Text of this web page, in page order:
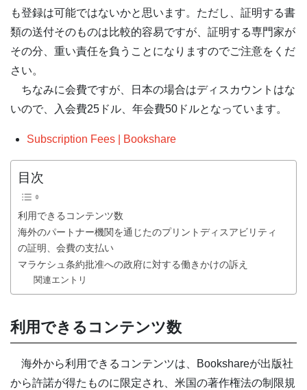
も登録は可能ではないかと思います。ただし、証明する書
類の送付そのものは比較的容易ですが、証明する専門家が
その分、重い責任を負うことになりますのでご注意をくだ
さい。
ちなみに会費ですが、日本の場合はディスカウントはな
いので、入会費25ドル、年会費50ドルとなっています。
Subscription Fees | Bookshare
目次
利用できるコンテンツ数
海外のパートナー機関を通じたのプリントディスアビリティ
の証明、会費の支払い
マラケシュ条約批准への政府に対する働きかけの訴え
関連エントリ
利用できるコンテンツ数
海外から利用できるコンテンツは、Bookshareが出版社
から許諾が得たものに限定され、米国の著作権法の制限規